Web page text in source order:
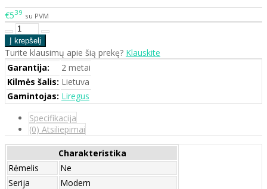
€539 su PVM
Turite klausimų apie šią prekę? Klauskite
Garantija:
2 metai
Kilmės šalis: Lietuva
Gamintojas: Liregus
Specifikacija
(0) Atsiliepimai
Charakteristika
Rėmelis
Ne
Serija
Modern